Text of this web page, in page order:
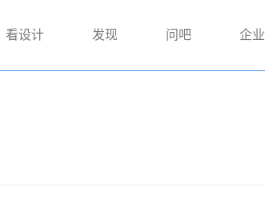
看设计 发现 问吧 企业